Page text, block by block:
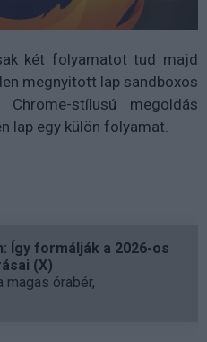
két folyamatot tud majd
megnyitott lap sandboxos
stílusú megoldás
lap egy külön folyamat.
Így formálják a 2026-os
(X)
magas órabér,